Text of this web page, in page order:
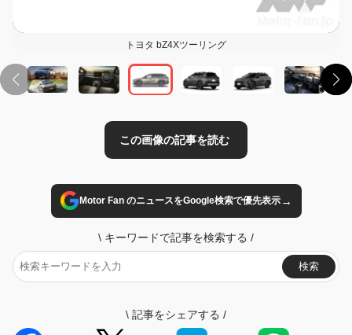
トヨタ bZ4Xツーリング
この画像の記事を読む
Motor Fan のニュースをGoogle検索で優先表示→
\ キーワードで記事を検索する /
検索
\ 記事をシェアする /